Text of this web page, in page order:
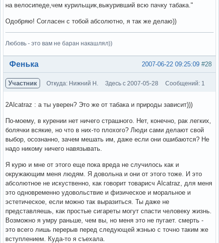
на велосипеде,чем курильщик,выкуривший всю пачку табака."
Одобряю! Согласен с тобой абсолютно, я так же делаю))
Любовь - это вам не баран накашлял))
Вне форума #28
2007-06-22 09:25:09
Фенька
Участник Откуда: Нижний Н. Здесь с 2007-05-28 Сообщений: 1
2Alcatraz : а ты уверен? Это же от табака и природы зависит)))
По-моему, в курении нет ничего страшного. Нет, конечно, рак легких,
болячки всякие, но что в них-то плохого? Люди сами делают свой
выбор, осознанно, зачем мешать им, даже если они ошибаются? Не
надо никому ничего навязывать.
Я курю и мне от этого еще пока вреда не случилось как и
окружающим меня людям. Я довольна и они от этого тоже. И это
абсолютное не искуственно, как говорит товарисч Alcatraz, для меня
это одновременно удовольствие и физическое и моральное и
эстетическое, если можно так выразиться. Ты даже не
представляешь, как простые сигареты могут спасти человеку жизнь.
Возможно я умру раньше, чем вы, но меня это не пугает. смерть -
это всего лишь перерыв перед следующей жзнью с точно таким же
вступлением. Куда-то я съехала.